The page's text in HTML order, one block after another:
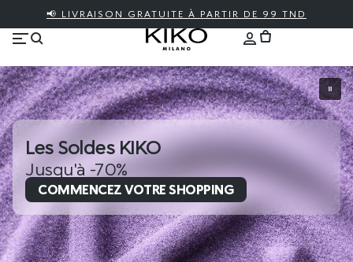
📢 LIVRAISON GRATUITE À PARTIR DE 99 TND
Les Soldes KIKO
Jusqu'à -70%
COMMENCEZ VOTRE SHOPPING